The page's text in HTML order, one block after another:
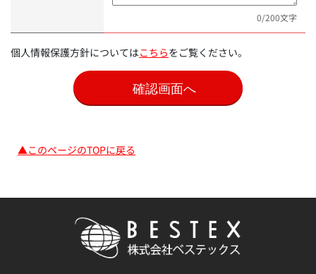
0/200文字
個人情報保護方針についてはこちらをご覧ください。
▲このページのTOPに戻る